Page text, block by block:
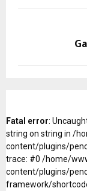
Fatal error:
string on string in /
content/plugins/
trace: #0 /home/
content/plugins/
framework/